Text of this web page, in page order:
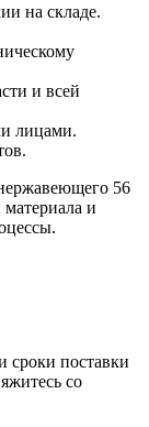
на складе.
и всей
лицами.
56
и
сроки поставки
со